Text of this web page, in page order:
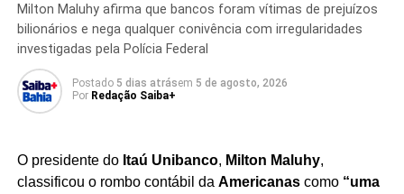
medidas adotadas pela administração do parque em
relação aos envolvidos não foram detalhadas nas
AAvatar Flight of Passage
fila.
Milton Maluhy afirma que bancos foram vítimas de prejuízos
bilionários e nega qualquer conivência com irregularidades
investigadas pela Polícia Federal
Postado 5 dias atrásem 5 de agosto, 2026
Por Redação Saiba+
O presidente do Itaú Unibanco, Milton Maluhy,
classificou o rombo contábil da Americanascomo “uma